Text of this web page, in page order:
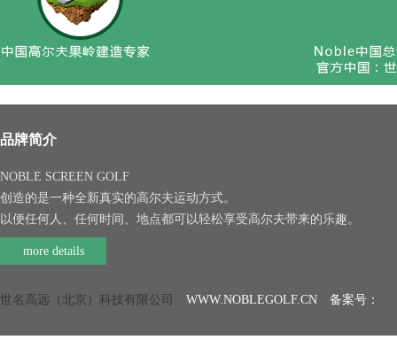
品牌简介
NOBLE SCREEN GOLF
创造的是一种全新真实的高尔夫运动方式。
以便任何人、任何时间、地点都可以轻松享受高尔夫带来的乐趣。
more details
世名高远（北京）科技有限公司 WWW.NOBLEGOLF.CN 备案号：